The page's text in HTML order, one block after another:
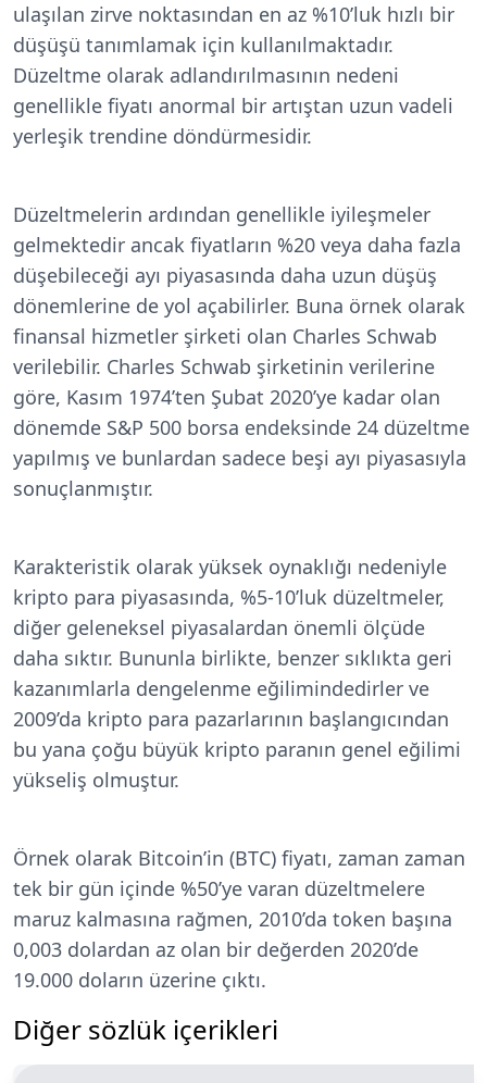
ulaşılan zirve noktasından en az %10’luk hızlı bir
düşüşü tanımlamak için kullanılmaktadır.
Düzeltme olarak adlandırılmasının nedeni
genellikle fiyatı anormal bir artıştan uzun vadeli
yerleşik trendine döndürmesidir.
Düzeltmelerin ardından genellikle iyileşmeler
gelmektedir ancak fiyatların %20 veya daha fazla
düşebileceği ayı piyasasında daha uzun düşüş
dönemlerine de yol açabilirler. Buna örnek olarak
finansal hizmetler şirketi olan Charles Schwab
verilebilir. Charles Schwab şirketinin verilerine
göre, Kasım 1974’ten Şubat 2020’ye kadar olan
dönemde S&P 500 borsa endeksinde 24 düzeltme
yapılmış ve bunlardan sadece beşi ayı piyasasıyla
sonuçlanmıştır.
Karakteristik olarak yüksek oynaklığı nedeniyle
kripto para piyasasında, %5-10’luk düzeltmeler,
diğer geleneksel piyasalardan önemli ölçüde
daha sıktır. Bununla birlikte, benzer sıklıkta geri
kazanımlarla dengelenme eğilimindedirler ve
2009’da kripto para pazarlarının başlangıcından
bu yana çoğu büyük kripto paranın genel eğilimi
yükseliş olmuştur.
Örnek olarak Bitcoin’in (BTC) fiyatı, zaman zaman
tek bir gün içinde %50’ye varan düzeltmelere
maruz kalmasına rağmen, 2010’da token başına
0,003 dolardan az olan bir değerden 2020’de
19.000 doların üzerine çıktı.
Diğer sözlük içerikleri